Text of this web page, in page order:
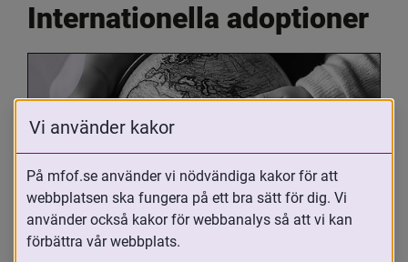
Internationella adoptioner
Oavsett om du är adopterad,
adoptivförälder eller arbetar med
Vi använder kakor
På mfof.se använder vi nödvändiga kakor för att
webbplatsen ska fungera på ett bra sätt för dig. Vi
använder också kakor för webbanalys så att vi kan
förbättra vår webbplats.